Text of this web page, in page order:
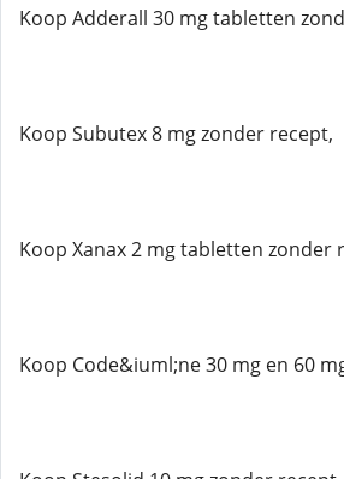
Koop Adderall 30 mg tabletten
Koop Subutex 8 mg zonder recept,
Koop Xanax 2 mg tabletten zonder
Koop Code&iuml;ne 30 mg en 60